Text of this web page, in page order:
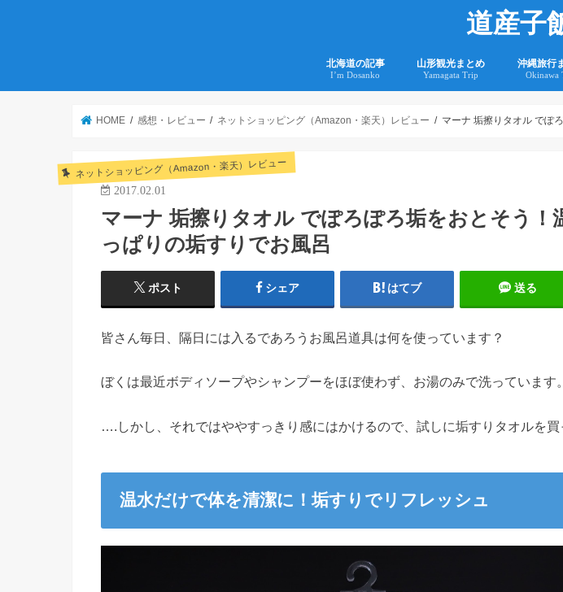
道産子
北海道の記事
I’m Dosanko
山形観光まとめ
Yamagata Trip
沖縄旅行
Okinawa
HOME 感想・レビュー ネットショッピング（Amazon・楽天）レビュー マーナ 垢擦りタオル でぽ
ネットショッピング（Amazon・楽天）レビュー
2017.02.01
マーナ 垢擦りタオル でぽろぽろ垢をおとそう！
っぱりの垢すりでお風呂
ポスト シェア はてブ 送る
皆さん毎日、隔日には入るであろうお風呂道具は何を使っています？
ぼくは最近ボディソープやシャンプーをほぼ使わず、お湯のみで洗っています。
….しかし、それではややすっきり感にはかけるので、試しに垢すりタオルを買
温水だけで体を清潔に！垢すりでリフレッシュ